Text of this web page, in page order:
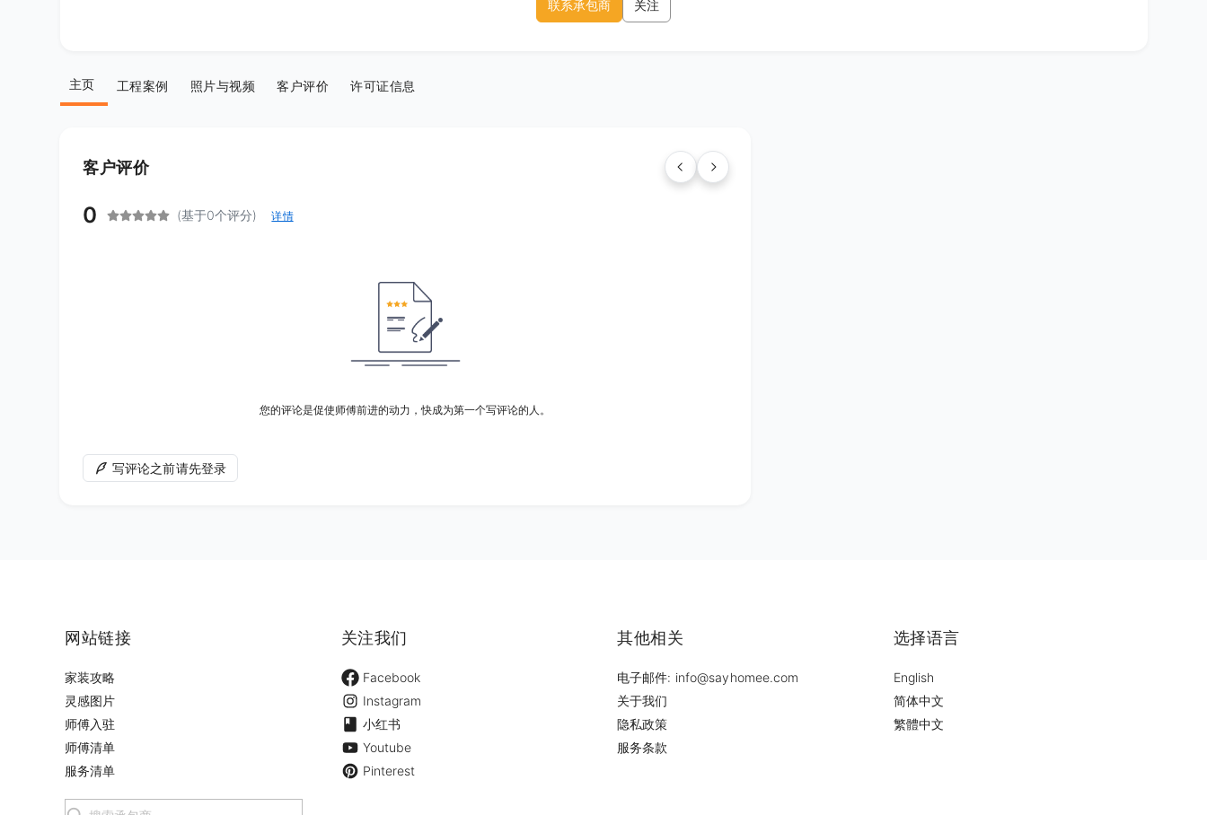
联系承包商 关注
主页 工程案例 照片与视频 客户评价 许可证信息
客户评价
0 (基于0个评分) 详情
您的评论是促使师傅前进的动力，快成为第一个写评论的人。
写评论之前请先登录
网站链接
家装攻略
灵感图片
师傅入驻
师傅清单
服务清单
关注我们
Facebook
Instagram
小红书
Youtube
Pinterest
其他相关
电子邮件: info@sayhomee.com
关于我们
隐私政策
服务条款
选择语言
English
简体中文
繁體中文